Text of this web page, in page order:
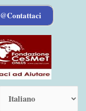
@Contattaci